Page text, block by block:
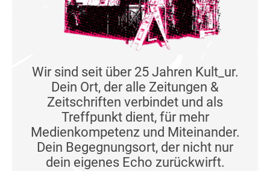
Wir sind seit über 25 Jahren Kult_ur.
Dein Ort, der alle Zeitungen &
Zeitschriften verbindet und als
Treffpunkt dient, für mehr
Medienkompetenz und Miteinander.
Dein Begegnungsort, der nicht nur
dein eigenes Echo zurückwirft.